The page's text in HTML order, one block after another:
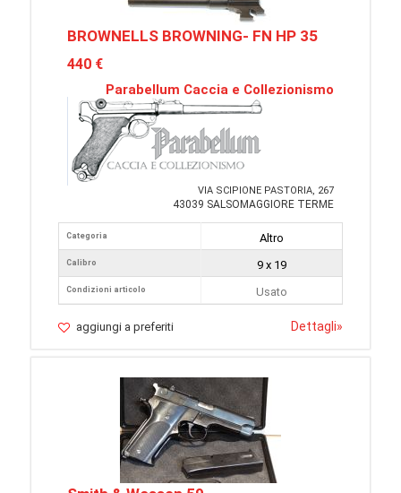
BROWNELLS BROWNING- FN HP 35
440 €
Parabellum Caccia e Collezionismo
VIA SCIPIONE PASTORIA, 267
43039 SALSOMAGGIORE TERME
Categoria
Calibro
Condizioni articolo
Altro
9 x 19
Usato
aggiungi a preferiti Dettagli»